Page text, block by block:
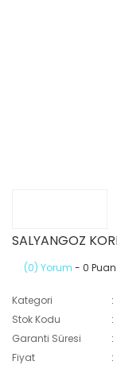
SALYANGOZ
(0) Yorum - 0 Puan
Kategori
Stok Kodu
Garanti Süresi
Fiyat